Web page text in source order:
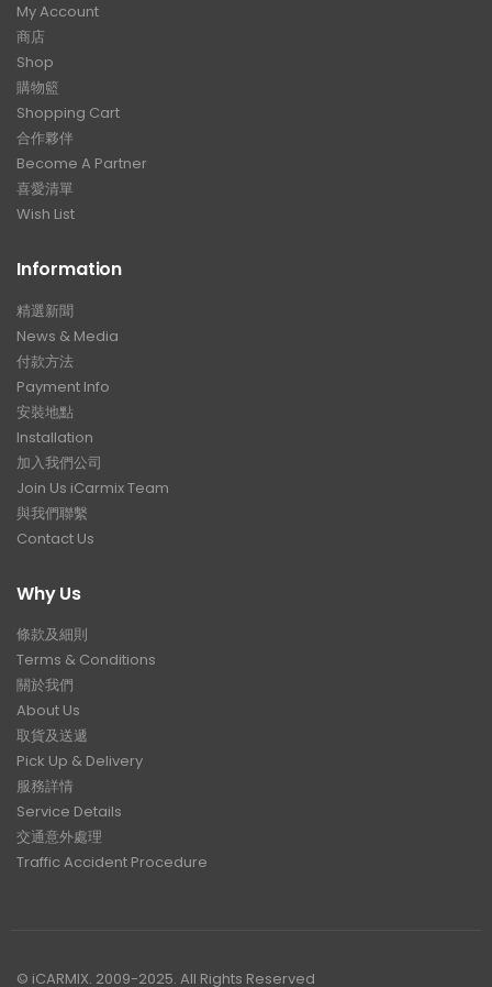
My Account
商店
Shop
購物籃
Shopping Cart
合作夥伴
Become A Partner
喜愛清單
Wish List
Information
精選新聞
News & Media
付款方法
Payment Info
安裝地點
Installation
加入我們公司
Join Us iCarmix Team
與我們聯繫
Contact Us
Why Us
條款及細則
Terms & Conditions
關於我們
About Us
取貨及送遞
Pick Up & Delivery
服務詳情
Service Details
交通意外處理
Traffic Accident Procedure
© iCARMIX. 2009-2025. All Rights Reserved